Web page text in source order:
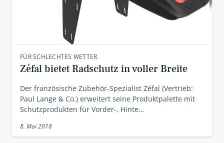
FÜR SCHLECHTES WETTER
Zéfal bietet Radschutz in voller Breite
Der französische Zubehör-Spezialist Zéfal (Vertrieb:
Paul Lange & Co.) erweitert seine Produktpalette mit
Schutzprodukten für Vorder-, Hinte…
8. Mai 2018